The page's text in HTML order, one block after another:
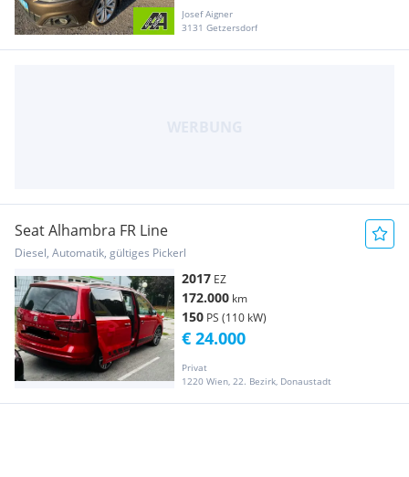
Josef Aigner
3131 Getzersdorf
Seat Alhambra FR Line
Diesel, Automatik, gültiges Pickerl
2017 EZ
172.000 km
150 PS (110 kW)
Privat
1220 Wien, 22. Bezirk, Donaustadt
€ 24.000